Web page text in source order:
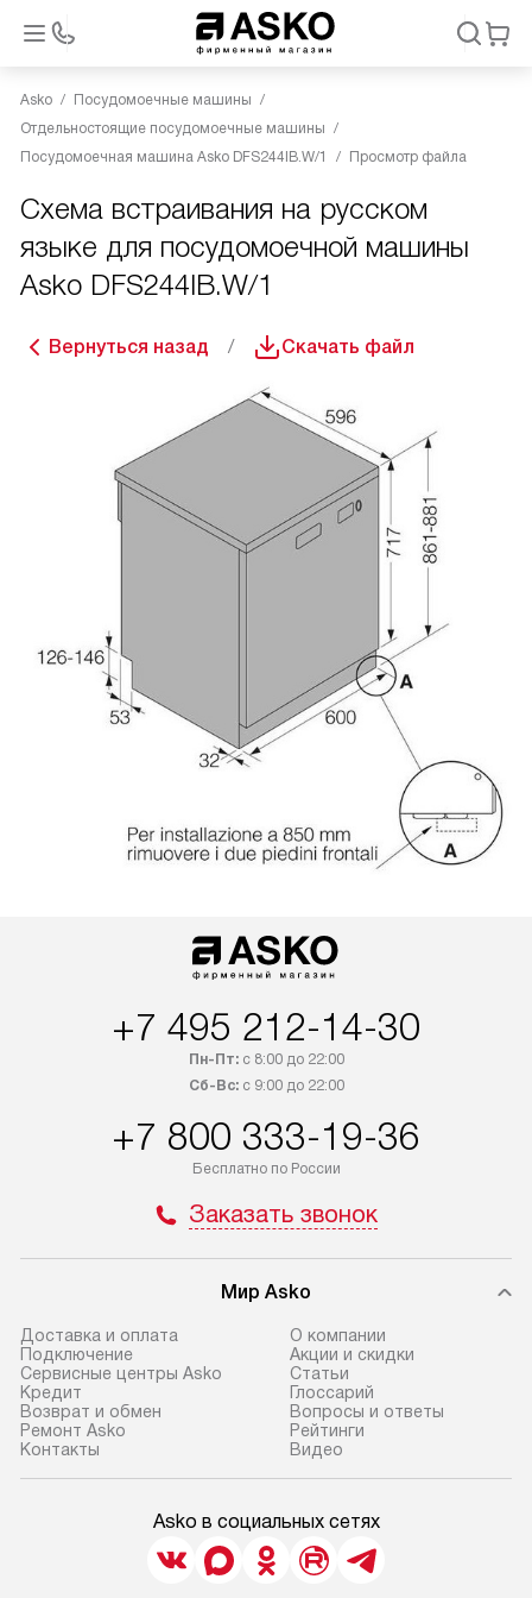
Asko
Посудомоечные машины
Отдельностоящие посудомоечные машины
Посудомоечная машина Asko DFS244IB.W/1
Просмотр файла
Схема встраивания на русском
языке для посудомоечной машины
Asko DFS244IB.W/1
Вернуться назад Скачать файл
+7 495 212-14-30
Пн-Пт:с 8:00 до 22:00
Сб-Вс:с 9:00 до 22:00
+7 800 333-19-36
Бесплатно по России
Заказать звонок
Мир Asko
Доставка и оплата
Подключение
Сервисные центры Asko
Кредит
Возврат и обмен
Ремонт Asko
Контакты
О компании
Акции и скидки
Статьи
Глоссарий
Вопросы и ответы
Рейтинги
Видео
Asko в социальных сетях